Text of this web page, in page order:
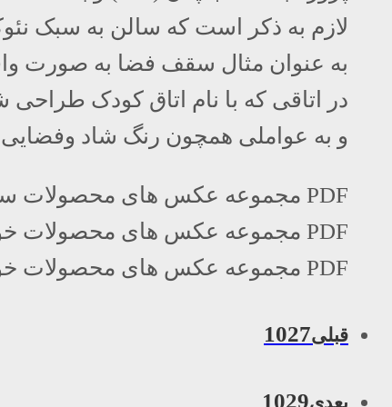
لازم به ذکر است که سالن به سبک
به عنوان مثال سقف فضا به صورت
در اتاقی که با نام اتاق کودک
و به عواملی همچون رنگ شاد
PDF مجموعه عکس های محصولات سالن:
PDF مجموعه عکس های محصولات خواب مستر:
PDF مجموعه عکس های محصولات خواب ساده:
قبلی1027
بعدی1029